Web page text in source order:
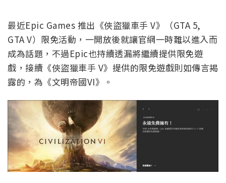
最近Epic Games 推出《俠盜獵車手 V》（GTA 5,
GTA V）限免活動，一開放後就讓官網一時難以進入而
成為話題，不過Epic也持續透漏將繼續提供限免遊
戲，接續《俠盜獵車手 V》提供的限免遊戲則如傳言揭
露的，為《文明帝國VI》。